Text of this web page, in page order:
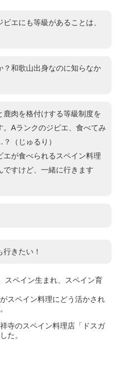
エにも等級があることは、
？和歌山出身なのに知らなか
鹿肉を格付けする等級制度を
。Aランクのジビエ、食べてみ
（じゅるり）
エが食べられるスペイン料理
ですけど、一緒に行きます
きたい！
スペイン生まれ、スペイン育
スペイン料理にどう活かされ
寺のスペイン料理店「ドスガ
た。